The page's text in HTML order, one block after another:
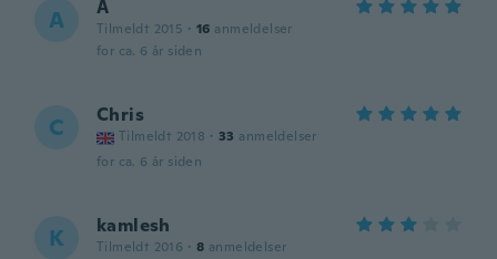
A A
Tilmeldt 2015 · 16 anmeldelser
for ca. 6 år siden
C Chris
Tilmeldt 2018 · 33 anmeldelser
for ca. 6 år siden
K kamlesh
Tilmeldt 2016 · 8 anmeldelser